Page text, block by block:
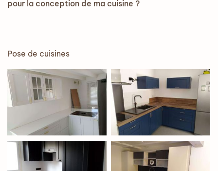
pour la conception de ma cuisine ?
Pose de cuisines